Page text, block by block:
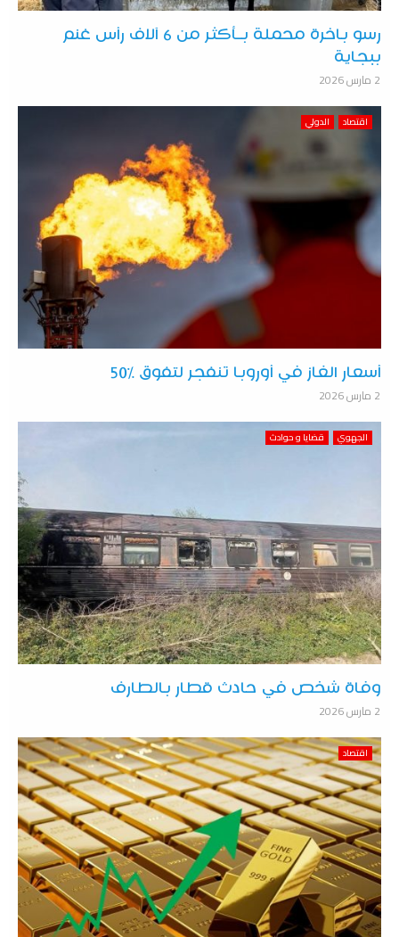
رسو باخرة محملة بـأكثر من 6 آلاف رأس غنم
ببجاية
2 مارس 2026
اقتصاد الدولي
أسعار الغاز في أوروبا تنفجر لتفوق 50‎%‎
2 مارس 2026
الجهوي قضايا و حوادث
وفاة شخص في حادث قطار بالطارف
2 مارس 2026
اقتصاد